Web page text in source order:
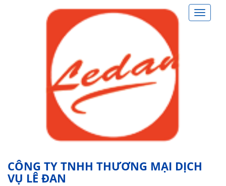
Toggle
CÔNG TY TNHH THƯƠNG MẠI DỊCH
VỤ LÊ ĐAN